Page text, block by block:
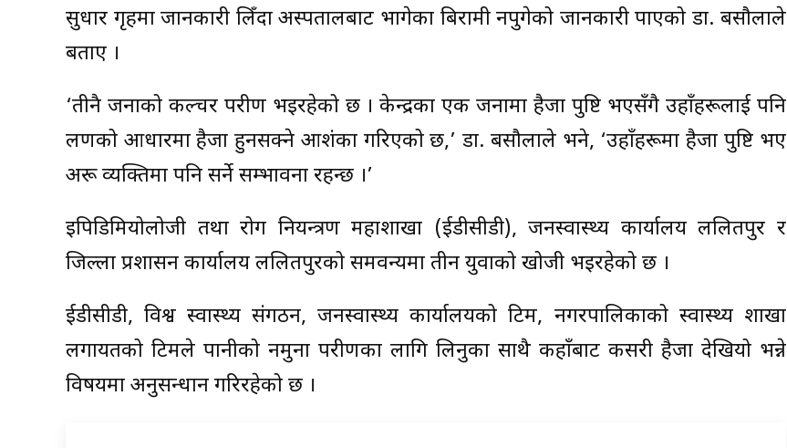
सुधार गृहमा जानकारी लिँदा अस्पतालबाट भागेका बिरामी नपुगेको जानकारी पाएको डा. बसौलाले
बताए ।
‘तीनै जनाको कल्चर परीक्षण भइरहेको छ । केन्द्रका एक जनामा हैजा पुष्टि भएसँगै उहाँहरूलाई पनि
लक्षणको आधारमा हैजा हुनसक्ने आशंका गरिएको छ,’ डा. बसौलाले भने, ‘उहाँहरूमा हैजा पुष्टि भए
अरू व्यक्तिमा पनि सर्ने सम्भावना रहन्छ ।’
इपिडिमियोलोजी तथा रोग नियन्त्रण महाशाखा (ईडीसीडी), जनस्वास्थ्य कार्यालय ललितपुर र
जिल्ला प्रशासन कार्यालय ललितपुरको समवन्यमा तीन युवाको खोजी भइरहेको छ ।
ईडीसीडी, विश्व स्वास्थ्य संगठन, जनस्वास्थ्य कार्यालयको टिम, नगरपालिकाको स्वास्थ्य शाखा
लगायतको टिमले पानीको नमुना परीक्षणका लागि लिनुका साथै कहाँबाट कसरी हैजा देखियो भन्ने
विषयमा अनुसन्धान गरिरहेको छ ।